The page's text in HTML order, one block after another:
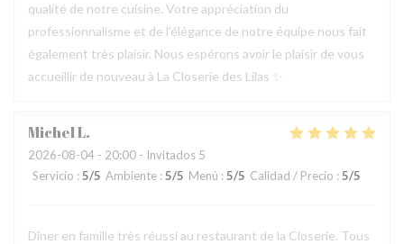
qualité de notre cuisine. Votre appréciation du
professionnalisme et de l’élégance de notre équipe nous fait
également très plaisir. Nous espérons avoir le plaisir de vous
accueillir de nouveau à La Closerie des Lilas ✨
MichelL
2026-08-04 - 20:00 - Invitados 5
Servicio : 5/5 Ambiente : 5/5 Menú : 5/5 Calidad / Precio : 5/5
Dîner en famille très réussi au restaurant de la Closerie. Tous